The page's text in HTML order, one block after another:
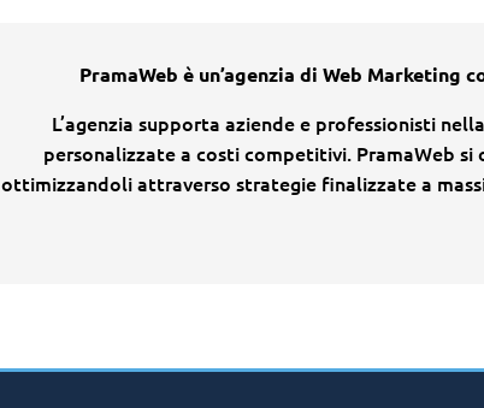
PramaWeb è un’agenzia di Web
L’agenzia supporta aziende e professionisti
personalizzate a costi competitivi. PramaWeb
ottimizzandoli attraverso strategie finalizzate a